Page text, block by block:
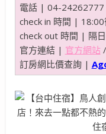
電話 | 04-24262777
check in 時間 | 18:00
check out 時間 | 隔
官方連結 | 官方網站/
訂房網比價查詢 |